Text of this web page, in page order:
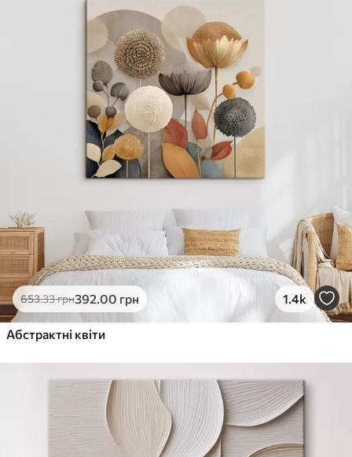
653.33грн392.00 грн 1.4k
Абстрактні квіти